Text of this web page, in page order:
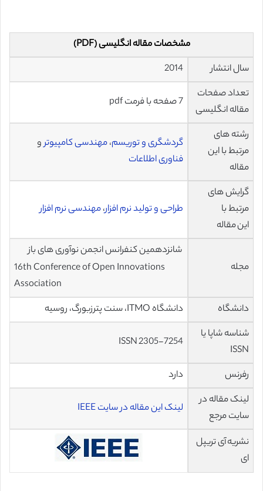
مشخصات مقاله انگلیسی (PDF)
سال انتشار
2014
تعداد صفحات
مقاله انگلیسی
7 صفحه با فرمت pdf
رشته های
مرتبط با این
مقاله
گردشگری و توریسم،مهندسی کامپیوترو
فناوری اطلاعات
گرایش های
مرتبط با
این مقاله
طراحی و تولید نرم افزار،مهندسی نرم افزار
مجله
شانزدهمین کنفرانس انجمن نوآوری های باز
16th Conference of Open Innovations
Association
دانشگاه
دانشگاه ITMO، سنت پترزبورگ، روسیه
شناسه شاپا یا
ISSN
ISSN 2305-7254
رفرنس
دارد
لینک مقاله در
سایت مرجع
لینک این مقاله در سایت IEEE
نشریه آی تریپل
ای